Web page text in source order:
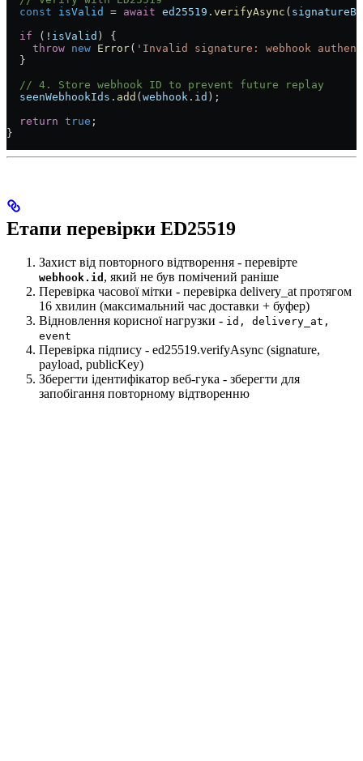
  const
isValid = await ed25519 . verifyAsync (
  if
( ! isValid ) {
    throw
new Error( 'Invalid signature: webhook
  }
  // 4. Store webhook ID to prevent future replay
  seenWebhookIds
. add (webhook . id );
  return
true ;
}
Етапи перевірки ED25519
Захист від повторного відтворення - перевірте
webhook.id , який не був помічений раніше
Перевірка часової мітки - перевірка delivery_at протягом
16 хвилин (максимальний час доставки + буфер)
Відновлення корисної нагрузки - id, delivery_at,
event
Перевірка підпису - ed25519.verifyAsync (signature,
payload, publicKey)
Зберегти ідентифікатор веб-гука - зберегти для
запобігання повторному відтворенню